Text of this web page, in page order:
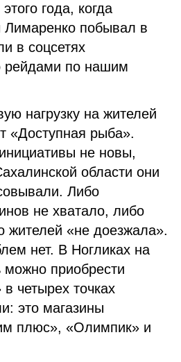
года, когда
Лимаренко побывал в
в соцсетях
рейдами по нашим
нагрузку на жителей
«Доступная рыба».
не новы,
области они
Либо
не хватало, либо
жителей «не доезжала».
нет. В Ногликах на
приобрести
четырех точках
это магазины
плюс», «Олимпик» и